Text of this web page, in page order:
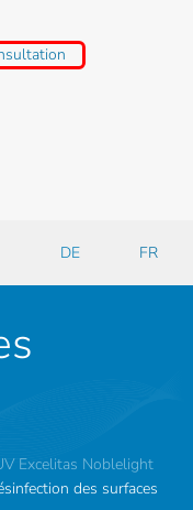
DE FR
Excelitas Noblelight
des surfaces